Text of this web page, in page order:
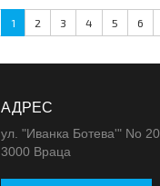
1 2 3 4 5 6
АДРЕС
ул. "Иванка Ботева'" No 20
3000 Враца